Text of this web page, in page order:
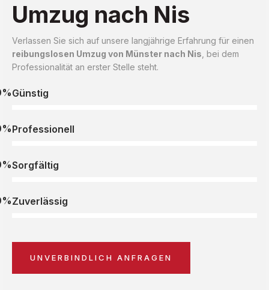
Umzug nach Nis
Verlassen Sie sich auf unsere langjährige Erfahrung für einen
reibungslosen Umzug von Münster nach Nis , bei dem
Professionalität an erster Stelle steht.
Günstig
Professionell
Sorgfältig
Zuverlässig
UNVERBINDLICH ANFRAGEN